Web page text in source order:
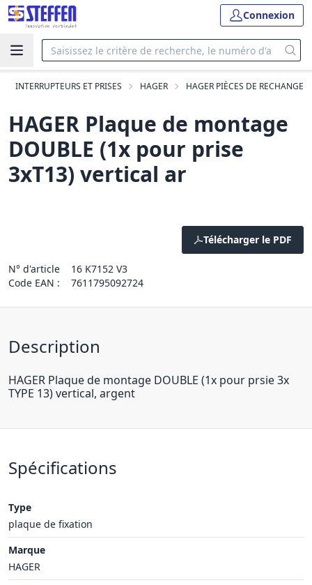
Connexion
INTERRUPTEURS ET PRISES HAGER HAGER PIÈCES DE RECHANGE
HAGER Plaque de montage
DOUBLE (1x pour prise
3xT13) vertical ar
Télécharger le PDF
N° d'article
16 K7152 V3
Code EAN :
7611795092724
Description
HAGER Plaque de montage DOUBLE (1x pour prsie 3x
TYPE 13) vertical, argent
Spécifications
Type
plaque de fixation
Marque
HAGER